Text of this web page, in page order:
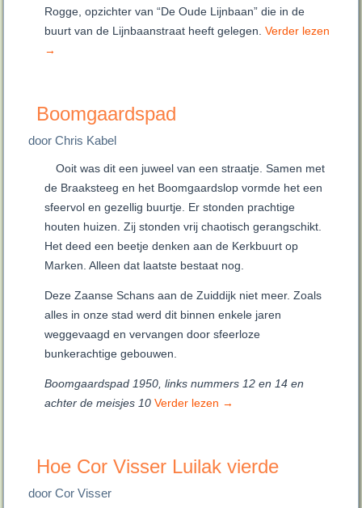
Rogge, opzichter van “De Oude Lijnbaan” die in de
buurt van de Lijnbaanstraat heeft gelegen.Verder lezen
→
Boomgaardspad
door Chris Kabel
Ooit was dit een juweel van een straatje. Samen met
de Braaksteeg en het Boomgaardslop vormde het een
sfeervol en gezellig buurtje. Er stonden prachtige
houten huizen. Zij stonden vrij chaotisch gerangschikt.
Het deed een beetje denken aan de Kerkbuurt op
Marken. Alleen dat laatste bestaat nog.
Deze Zaanse Schans aan de Zuiddijk niet meer. Zoals
alles in onze stad werd dit binnen enkele jaren
weggevaagd en vervangen door sfeerloze
bunkerachtige gebouwen.
Boomgaardspad 1950, links nummers 12 en 14 en
achter de meisjes 10 Verder lezen →
Hoe Cor Visser Luilak vierde
door Cor Visser